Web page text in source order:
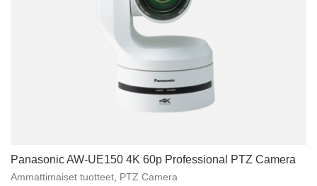
Panasonic AW-UE150 4K 60p Professional PTZ Camera
Ammattimaiset tuotteet PTZ Camera